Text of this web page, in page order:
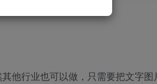
他行业也可以做，只需要把文字图